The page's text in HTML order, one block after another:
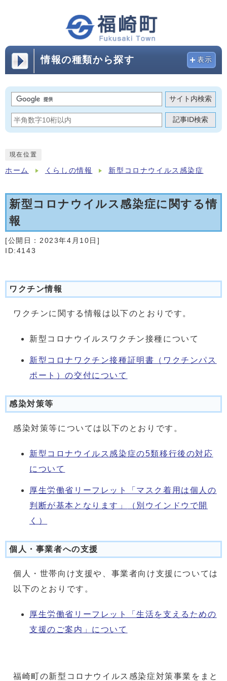
情報の種類から探す 表示
サイト内検索
記事ID検索
現在位置
ホーム くらしの情報 新型コロナウイルス感染症
新型コロナウイルス感染症に関する情
報
[公開日： 2023年4月10日 ]
ID:4143
ワクチン情報
ワクチンに関する情報は以下のとおりです。
新型コロナウイルスワクチン接種について
新型コロナワクチン接種証明書（ワクチンパス
ポート）の交付について
感染対策等
感染対策等については以下のとおりです。
新型コロナウイルス感染症の5類移行後の対応
について
厚生労働省リーフレット「マスク着用は個人の
判断が基本となります」
（別ウインドウで開
く）
個人・事業者への支援
個人・世帯向け支援や、事業者向け支援については
以下のとおりです。
厚生労働省リーフレット「生活を支えるための
支援のご案内」について
福崎町の新型コロナウイルス感染症対策事業をまと